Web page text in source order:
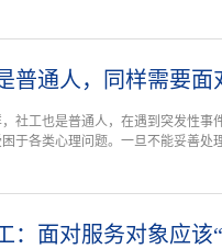
普通人，同样需要面
社工也是普通人，在遇到突发性事
于各类心理问题。一旦不能妥善处
：面对服务对象应该